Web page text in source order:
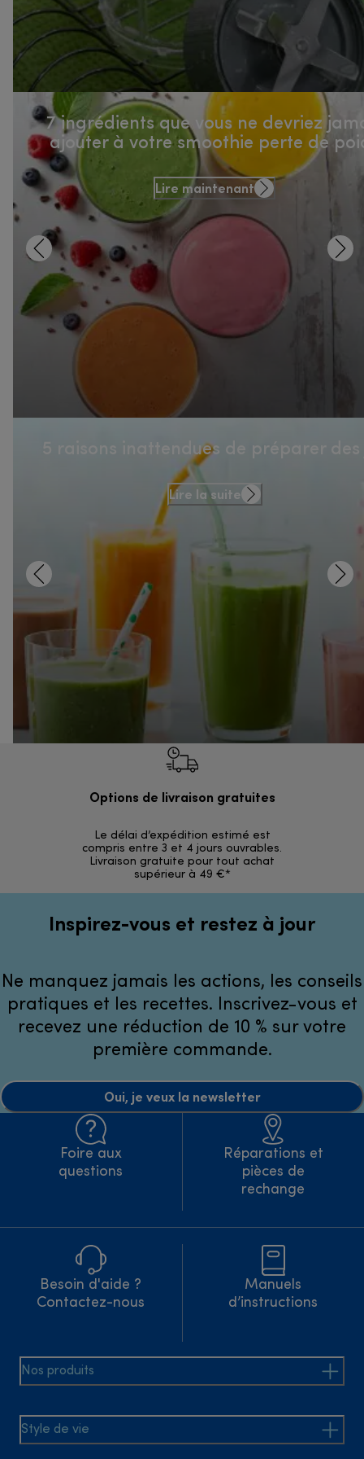
7 ingrédients que vous ne devriez
ajouter à votre smoothie perte de
Lire maintenant
5 raisons inattendues de préparer des
Lire la suite
Options de livraison gratuites
Le délai d’expédition estimé est
compris entre 3 et 4 jours ouvrables.
Livraison gratuite pour tout achat
supérieur à 49 €*
Inspirez-vous et restez à jour
Ne manquez jamais les actions, les conseils
pratiques et les recettes. Inscrivez-vous et
recevez une réduction de 10 % sur votre
première commande.
Oui, je veux la newsletter
Foire aux
questions
Réparations et
pièces de
rechange
Besoin d'aide ?
Contactez-nous
Manuels
d’instructions
Nos produits
Style de vie